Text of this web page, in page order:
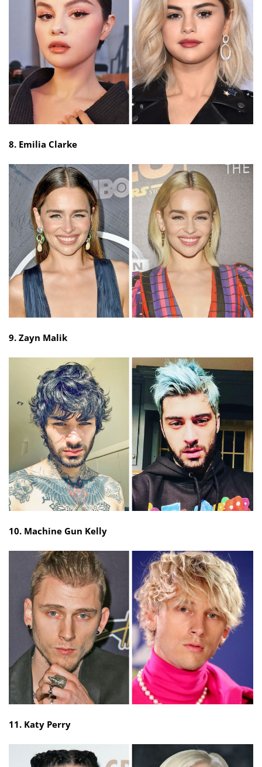
8. Emilia Clarke
9. Zayn Malik
10. Machine Gun Kelly
11. Katy Perry